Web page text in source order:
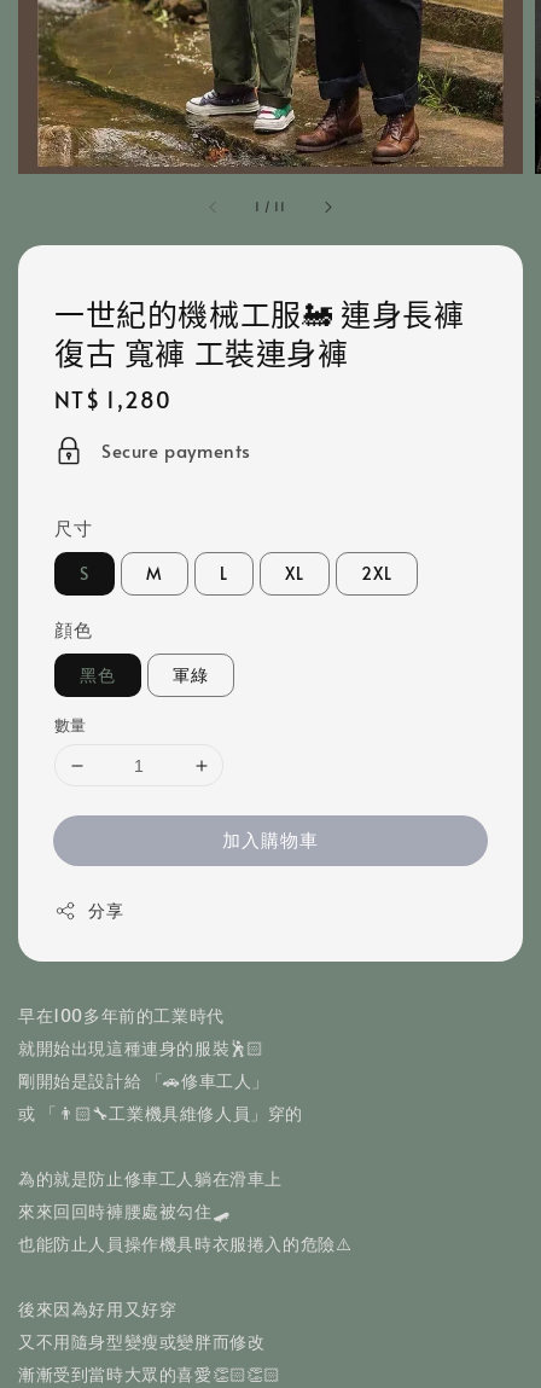
1 / 11
一世紀的機械工服🚂 連身長褲
復古 寬褲 工裝連身褲
Regular
price
NT$ 1,280
Secure payments
尺寸
S M L XL 2XL
顔色
黑色 軍綠
數量
加入購物車
分享
早在100多年前的工業時代
就開始出現這種連身的服裝🕺🏻
剛開始是設計給 「🚗修車工人」
或 「👨🏻‍🔧工業機具維修人員」穿的
為的就是防止修車工人躺在滑車上
來來回回時褲腰處被勾住🛹
也能防止人員操作機具時衣服捲入的危險⚠️
後來因為好用又好穿
又不用隨身型變瘦或變胖而修改
漸漸受到當時大眾的喜愛👏🏻👏🏻